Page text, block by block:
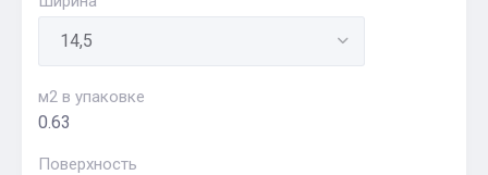
м2 в упаковке
0.63
Поверхность